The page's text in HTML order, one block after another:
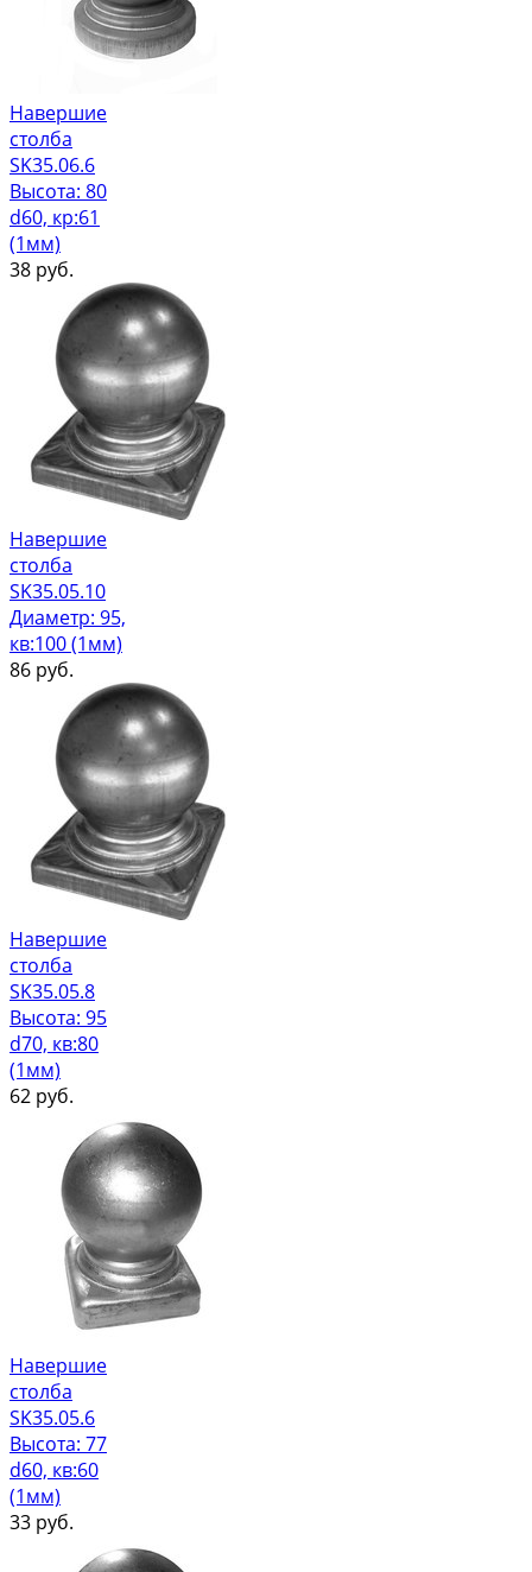
Навершие
столба
SK35.06.6
Высота: 80
d60, кр:61
(1мм)
38 руб.
Навершие
столба
SK35.05.10
Диаметр: 95,
кв:100 (1мм)
86 руб.
Навершие
столба
SK35.05.8
Высота: 95
d70, кв:80
(1мм)
62 руб.
Навершие
столба
SK35.05.6
Высота: 77
d60, кв:60
(1мм)
33 руб.